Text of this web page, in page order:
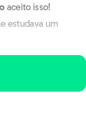
aceito isso!
estudava um
que cai e como